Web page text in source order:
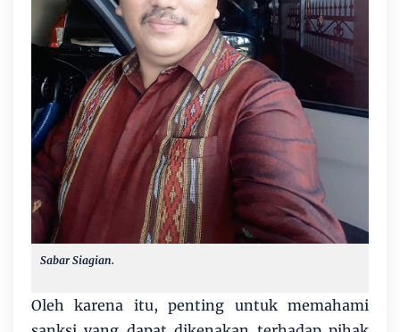
Sabar Siagian.
Oleh karena itu, penting untuk memahami